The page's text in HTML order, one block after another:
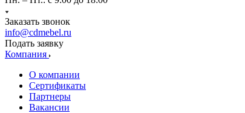
Заказать звонок
info@cdmebel.ru
Подать заявку
Компания
О компании
Сертификаты
Партнеры
Вакансии